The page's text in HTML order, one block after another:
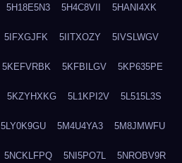
5H18E5N3 5H4C8VII 5HANI4XK
5IFXGJFK 5IITXOZY 5IVSLWGV
5KEFVRBK 5KFBILGV 5KP635PE
5KZYHXKG 5L1KPI2V 5L515L3S
5LY0K9GU 5M4U4YA3 5M8JMWFU
5NCKLFPQ 5NI5PO7L 5NROBV9R